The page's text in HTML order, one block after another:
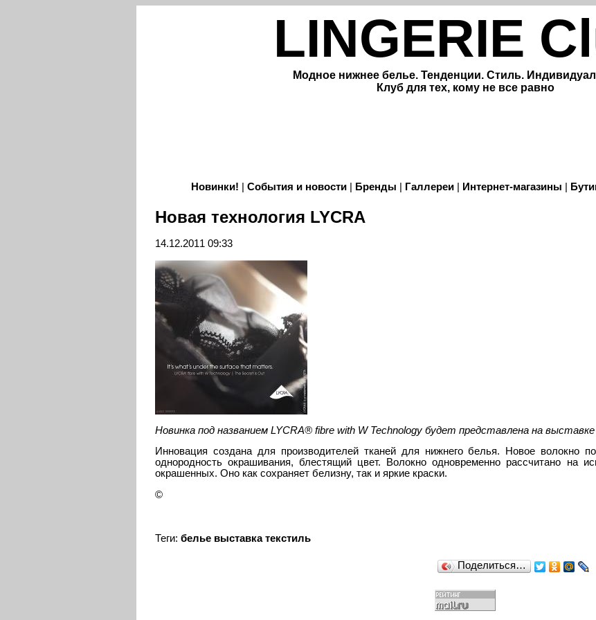
LINGERIE
Модное нижнее белье. Тенденции. Стиль.
Клуб для тех, кому не все равно
Новинки! События и новости| Бренды Галлереи| Интернет-магазины
Новая технология LYCRA
14.12.2011 09:33
Новинка под названием LYCRA® fibre with W Technology будет представлена на
Инновация создана для производителей тканей для нижнего белья. Новое волокно
однородность окрашивания, блестящий цвет. Волокно одновременно рассчитано на
окрашенных. Оно как сохраняет белизну, так и яркие краски.
©
Теги: белье выставка текстиль
Поделиться…